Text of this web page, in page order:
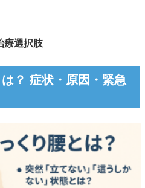
療選択肢
？ 症状・原因・緊急